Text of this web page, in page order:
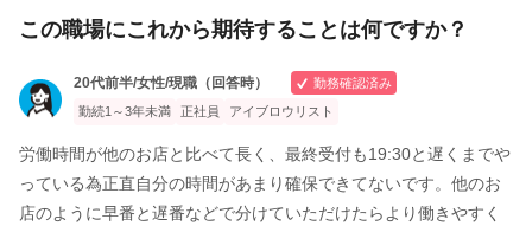
この職場にこれから期待することは何ですか？
20代前半/女性/現職（回答時）
勤務確認済み
勤続1～3年未満
正社員 アイブロウリスト
労働時間が他のお店と比べて長く、最終受付も19:30と遅くまでや
っている為正直自分の時間があまり確保できてないです。他のお
店のように早番と遅番などで分けていただけたらより働きやすく